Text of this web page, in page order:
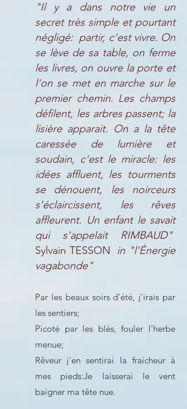
"Il y a dans notre vie un
secret très simple et pourtant
négligé: partir, c'est vivre. On
se lève de sa table, on ferme
les livres, on ouvre la porte et
l'on se met en marche sur le
premier chemin. Les champs
défilent, les arbres passent; la
lisière apparait. On a la tête
caressée de lumière et
soudain, c'est le miracle: les
idées affluent, les tourments
se dénouent, les noirceurs
s’éclaircissent, les rêves
affleurent. Un enfant le savait
qui s'appelait RIMBAUD"
Sylvain TESSON in "l'Énergie
vagabonde"
Par les beaux soirs d'été, j'irais par
les sentiers;
Picoté par les blés, fouler l'herbe
menue;
Rêveur j'en sentirai la fraicheur à
mes pieds:Je laisserai le vent
baigner ma tête nue.